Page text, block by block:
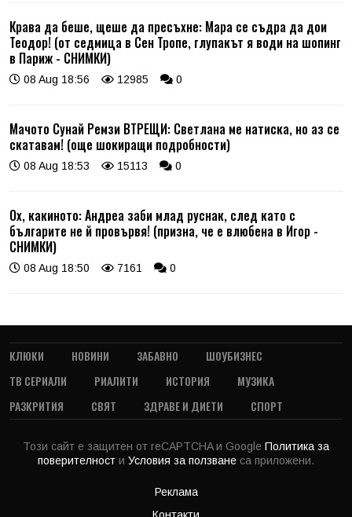
Крава да беше, щеше да пресъхне: Мара се съдра да дои
Теодор! (от седмица в Сен Тропе, глупакът я води на шопинг
в Париж - СНИМКИ)
08 Aug 18:56 12985 0
Мачото Сунай Ремзи ВТРЕЩИ: Светлана ме натиска, но аз се
скатавам! (още шокиращи подробности)
08 Aug 18:53 15113 0
Ох, какиното: Андреа заби млад руснак, след като с
българите не й провървя! (призна, че е влюбена в Игор -
СНИМКИ)
08 Aug 18:50 7161 0
КЛЮКИ НОВИНИ ЗАБАВНО
ШОУБИЗНЕС
ТВ СЕРИАЛИ
РИАЛИТИ ИСТОРИЯ
МУЗИКА
РАЗКРИТИЯ
СВЯТ ЗДРАВЕ И ДИЕТИ СПОРТ
Този сайт е защитен от reCAPTCHA и Google Политика за
поверителност и Условия за ползване са приложени.
Реклама